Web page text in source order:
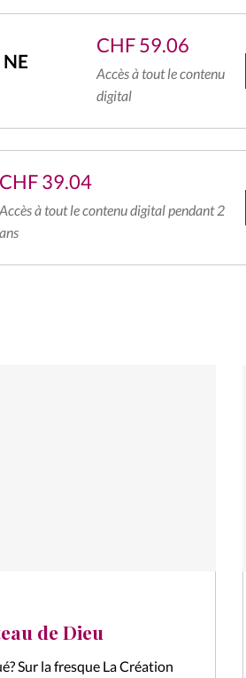
CHF59.06
Accès à tout le contenu
digital
CHF39.04
Accès à tout le contenu digital pendant 2
ans
de Dieu
Sur la fresque La Création